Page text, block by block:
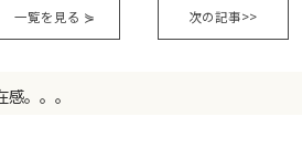
次の記事>>
一覧を見る ⋟
感。。。